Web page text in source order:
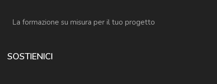
La formazione su misura per il tuo progetto
SOSTIENICI